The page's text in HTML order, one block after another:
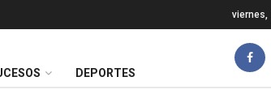
viernes,
DEPORTES